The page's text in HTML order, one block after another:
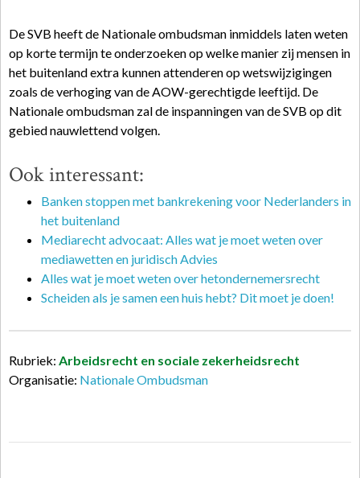
De SVB heeft de Nationale ombudsman inmiddels laten weten
op korte termijn te onderzoeken op welke manier zij mensen in
het buitenland extra kunnen attenderen op wetswijzigingen
zoals de verhoging van de AOW-gerechtigde leeftijd. De
Nationale ombudsman zal de inspanningen van de SVB op dit
gebied nauwlettend volgen.
Ook interessant:
Banken stoppen met bankrekening voor Nederlanders in
het buitenland
Mediarecht advocaat: Alles wat je moet weten over
mediawetten en juridisch Advies
Alles wat je moet weten over hetondernemersrecht
Scheiden als je samen een huis hebt? Dit moet je doen!
Rubriek: Arbeidsrecht en sociale zekerheidsrecht
Organisatie: Nationale Ombudsman